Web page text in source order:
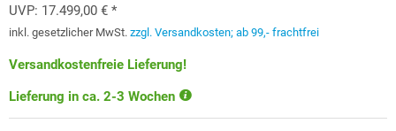
UVP: 17.499,00 € *
inkl. gesetzlicher MwSt. zzgl. Versandkosten; ab 99,- frachtfrei
Versandkostenfreie Lieferung!
Lieferung in ca. 2-3 Wochen